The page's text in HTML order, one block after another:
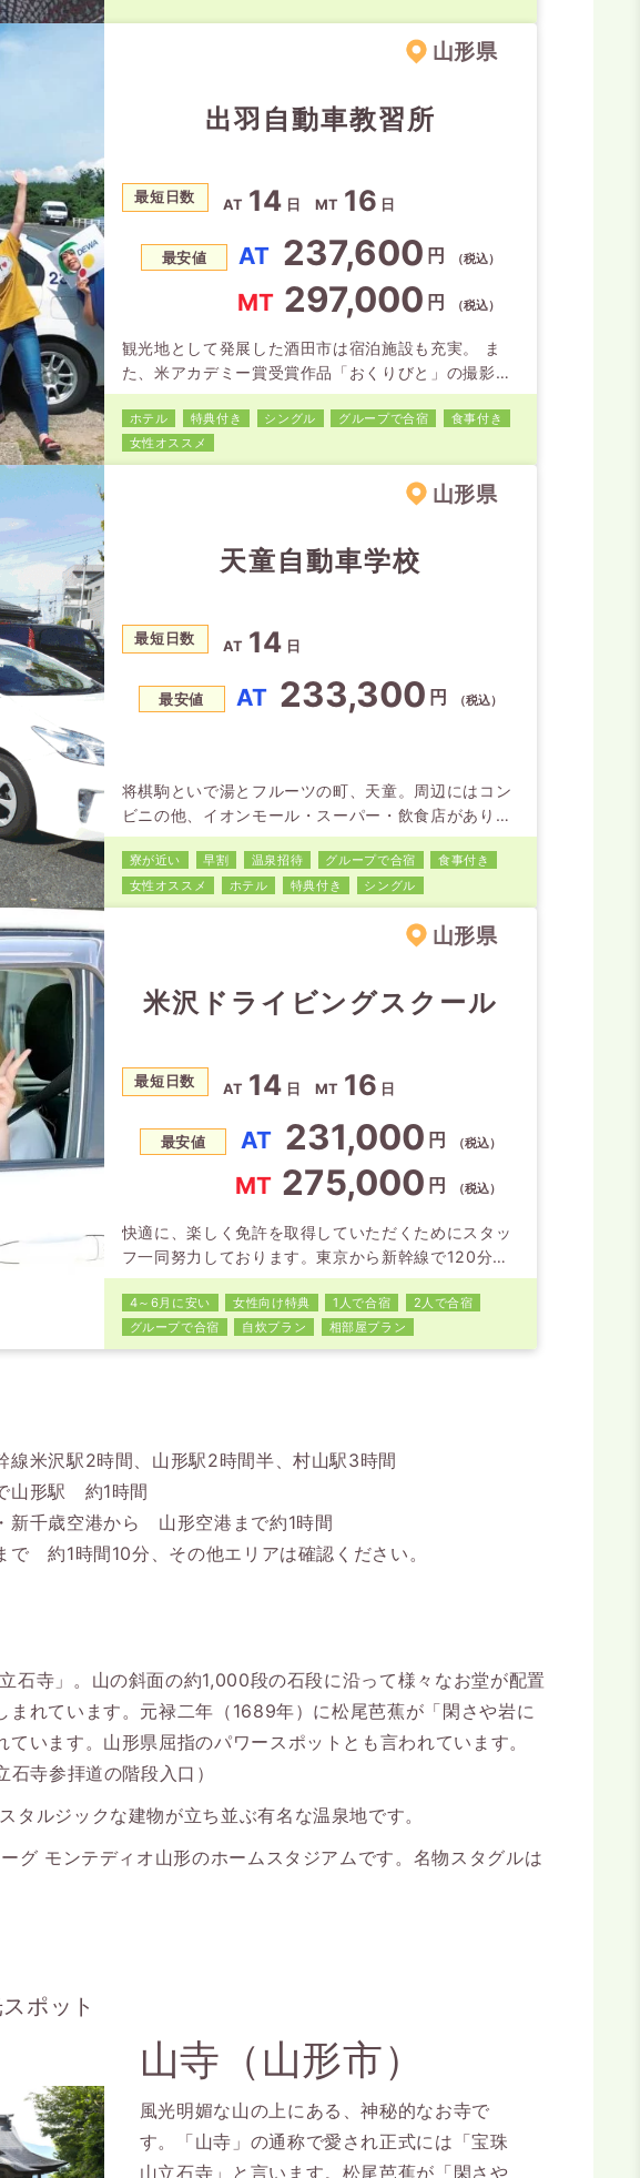
ぐ。近くにコンビニやイオンもあり、ファーストフー
ドなども豊富。ドラッグや家電、ユニクロなどなど合
山形県
出羽自動車教習所
最短日数 AT 14 日 MT 16 日
最安値 AT 237,600 円 （税込）
MT 297,000 円 （税込）
観光地として発展した酒田市は宿泊施設も充実。 ま
た、米アカデミー賞受賞作品「おくりびと」の撮影現
場として様々な場所が使用されました。 この機会に是
非酒田市へお越しください。
ホテル 特典付き シングル グループで合宿
食事付き
女性オススメ
山形県
天童自動車学校
最短日数 AT 14 日
最安値 AT 233,300 円 （税込）
将棋駒といで湯とフルーツの町、天童。周辺にはコン
ビニの他、イオンモール・スーパー・飲食店がありま
す。 長期滞在には欠かせないプライバシー重視のホテ
ルタイプを全てにご用意してます。 天童自動車学校
は「練習コースが広い」と大評判。時には、地元グル
メを振舞うイベントも開催しています。
寮が近い 早割 温泉招待 グループで合宿
食事付き
女性オススメ
ホテル 特典付き シングル
山形県
米沢ドライビングスクール
最短日数 AT 14 日 MT 16 日
最安値 AT 231,000 円 （税込）
MT 275,000 円 （税込）
快適に、楽しく免許を取得していただくためにスタッ
フ一同努力しております。東京から新幹線で120分。
歴史と美食の街、米沢。『おもてなしの心』を大切に
するスタッフとバラエティに富んだ清潔な宿泊施設が
人気の秘密です♪
4～6月に安い 女性向け特典 1人で合宿
2人で合宿
グループで合宿
自炊プラン 相部屋プラン
米沢駅2時間、山形駅2時間半、村山駅3時間
山形駅 約1時間
千歳空港から 山形空港まで約1時間
約1時間10分、その他エリアは確認ください。
寺」。山の斜面の約1,000段の石段に沿って様々なお堂が配置
まれています。元禄二年（1689年）に松尾芭蕉が「閑さや岩に
ています。山形県屈指のパワースポットとも言われています。
寺参拝道の階段入口）
ルジックな建物が立ち並ぶ有名な温泉地です。
グ モンテディオ山形のホームスタジアムです。名物スタグルは
ポット
山寺（山形市）
風光明媚な山の上にある、神秘的なお寺で
す。「山寺」の通称で愛され正式には「宝珠
山立石寺」と言います。松尾芭蕉が「閑さや